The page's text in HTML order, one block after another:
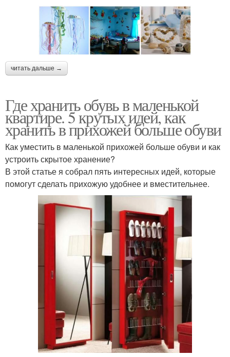
читать дальше →
Где хранить обувь в маленькой
квартире. 5 крутых идей, как
хранить в прихожей больше обуви
Как уместить в маленькой прихожей больше обуви и как
устроить скрытое хранение?
В этой статье я собрал пять интересных идей, которые
помогут сделать прихожую удобнее и вместительнее.